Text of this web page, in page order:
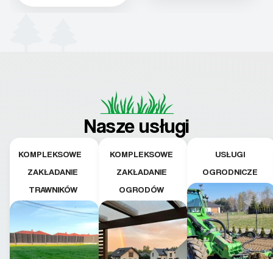
Nasze usługi
KOMPLEKSOWE
ZAKŁADANIE
TRAWNIKÓW
KOMPLEKSOWE
ZAKŁADANIE
OGRODÓW
USŁUGI
OGRODNICZE